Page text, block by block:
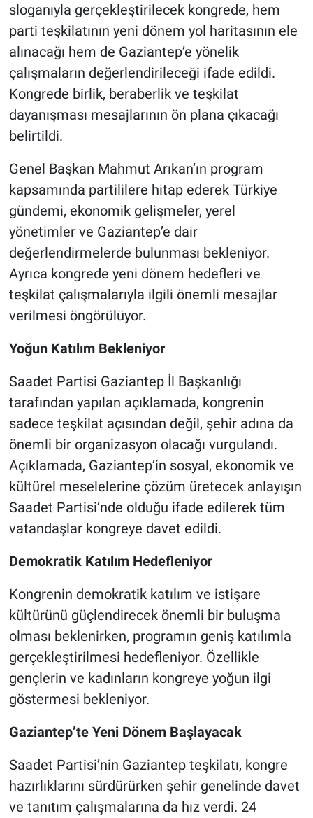
sloganıyla gerçekleştirilecek kongrede, hem
parti teşkilatının yeni dönem yol haritasının ele
alınacağı hem de Gaziantep’e yönelik
çalışmaların değerlendirileceği ifade edildi.
Kongrede birlik, beraberlik ve teşkilat
dayanışması mesajlarının ön plana çıkacağı
belirtildi.
Genel Başkan Mahmut Arıkan’ın program
kapsamında partililere hitap ederek Türkiye
gündemi, ekonomik gelişmeler, yerel
yönetimler ve Gaziantep’e dair
değerlendirmelerde bulunması bekleniyor.
Ayrıca kongrede yeni dönem hedefleri ve
teşkilat çalışmalarıyla ilgili önemli mesajlar
verilmesi öngörülüyor.
Yoğun Katılım Bekleniyor
Saadet Partisi Gaziantep İl Başkanlığı
tarafından yapılan açıklamada, kongrenin
sadece teşkilat açısından değil, şehir adına da
önemli bir organizasyon olacağı vurgulandı.
Açıklamada, Gaziantep’in sosyal, ekonomik ve
kültürel meselelerine çözüm üretecek anlayışın
Saadet Partisi’nde olduğu ifade edilerek tüm
vatandaşlar kongreye davet edildi.
Demokratik Katılım Hedefleniyor
Kongrenin demokratik katılım ve istişare
kültürünü güçlendirecek önemli bir buluşma
olması beklenirken, programın geniş katılımla
gerçekleştirilmesi hedefleniyor. Özellikle
gençlerin ve kadınların kongreye yoğun ilgi
göstermesi bekleniyor.
Gaziantep’te Yeni Dönem Başlayacak
Saadet Partisi’nin Gaziantep teşkilatı, kongre
hazırlıklarını sürdürürken şehir genelinde davet
ve tanıtım çalışmalarına da hız verdi. 24